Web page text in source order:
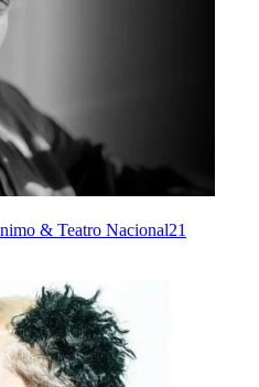
& Teatro Nacional21